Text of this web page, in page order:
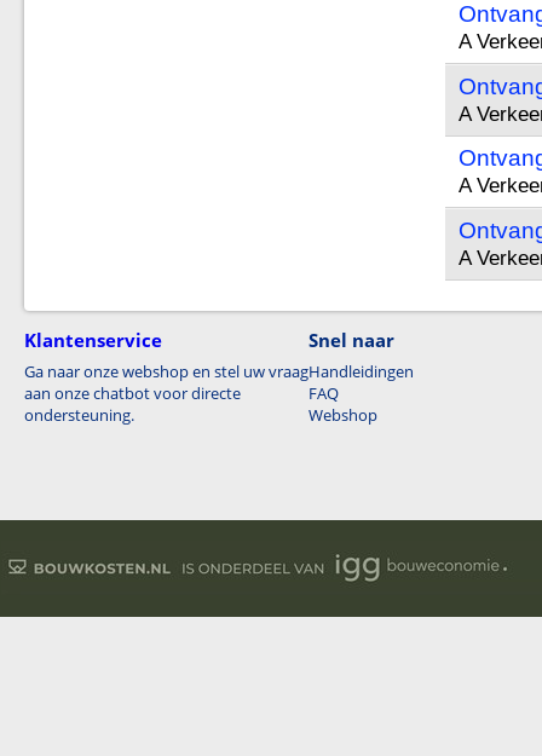
A
A
A
A
Klantenservice
Ga naar onze webshop en stel uw vraag
aan onze chatbot voor directe
ondersteuning.
Snel naar
Handleidingen
FAQ
Webshop